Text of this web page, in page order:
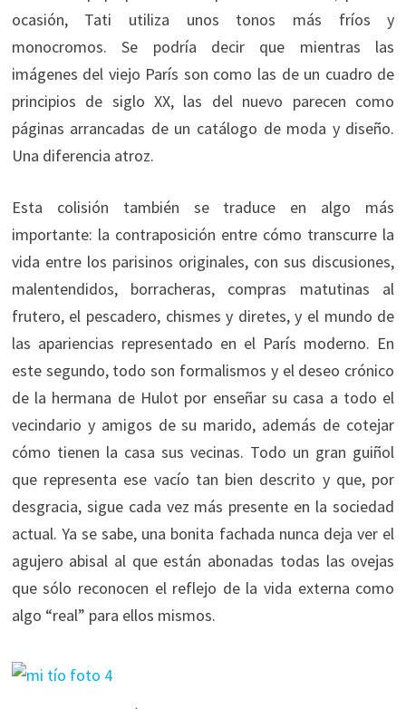
ocasión, Tati utiliza unos tonos más fríos y
monocromos. Se podría decir que mientras las
imágenes del viejo París son como las de un cuadro de
principios de siglo XX, las del nuevo parecen como
páginas arrancadas de un catálogo de moda y diseño.
Una diferencia atroz.
Esta colisión también se traduce en algo más
importante: la contraposición entre cómo transcurre la
vida entre los parisinos originales, con sus discusiones,
malentendidos, borracheras, compras matutinas al
frutero, el pescadero, chismes y diretes, y el mundo de
las apariencias representado en el París moderno. En
este segundo, todo son formalismos y el deseo crónico
de la hermana de Hulot por enseñar su casa a todo el
vecindario y amigos de su marido, además de cotejar
cómo tienen la casa sus vecinas. Todo un gran guiñol
que representa ese vacío tan bien descrito y que, por
desgracia, sigue cada vez más presente en la sociedad
actual. Ya se sabe, una bonita fachada nunca deja ver el
agujero abisal al que están abonadas todas las ovejas
que sólo reconocen el reflejo de la vida externa como
algo “real” para ellos mismos.